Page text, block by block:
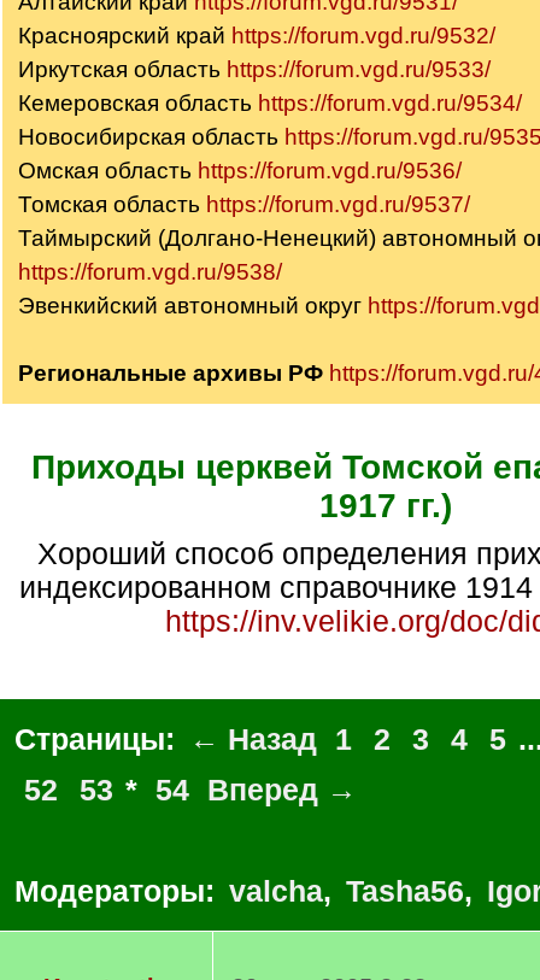
Красноярский край https://forum.vgd.ru/9532/
Иркутская область https://forum.vgd.ru/9533/
Кемеровская область https://forum.vgd.ru/9534/
Новосибирская область https://forum.vgd.ru/
Омская область https://forum.vgd.ru/9536/
Томская область https://forum.vgd.ru/9537/
Таймырский (Долгано-Ненецкий) автономный
https://forum.vgd.ru/9538/
Эвенкийский автономный округ https://
Региональные архивы РФ https://
Приходы церквей Томской
1917 гг.)
Хороший способ определения прихода - искать в
индексированном справочнике
https://inv.velikie.org/doc/
Страницы: ← Назад 1 2 3 4 5
52
53 * 54 Вперед →
Модераторы: valcha, Tasha56,